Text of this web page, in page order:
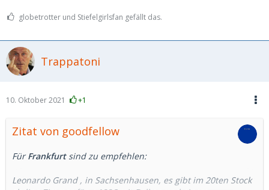
globetrotter und Stiefelgirlsfan gefällt das.
Trappatoni
10. Oktober 2021 +1
Zitat von goodfellow
FürFrankfurtsind zu empfehlen:
Leonardo Grand , in Sachsenhausen, es gibt im 20ten Stock